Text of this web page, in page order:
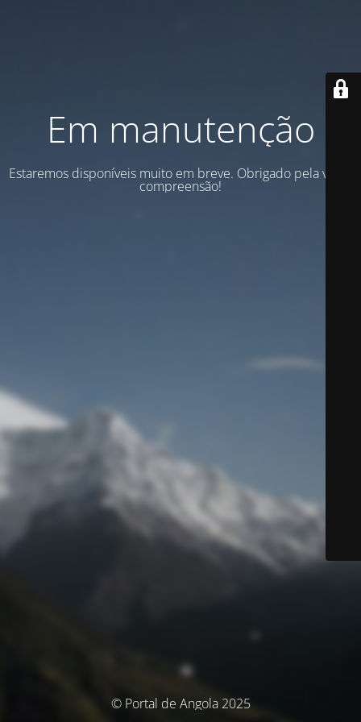
Em manutenção
Estaremos disponíveis muito em breve. Obrigado pela vossa
compreensão!
© Portal de Angola 2025